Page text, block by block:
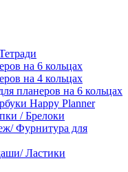
на 6 кольцах
на 4 кольцах
планеров на 6 кольцах
Happy Planner
/ Брелоки
Фурнитура для
Ластики